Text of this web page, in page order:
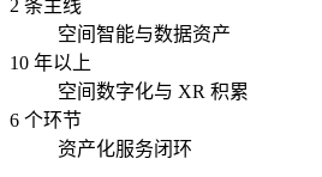
2 条主线
空间智能与数据资产
10 年以上
空间数字化与 XR 积累
6 个环节
资产化服务闭环